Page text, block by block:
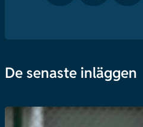
De senaste inläggen